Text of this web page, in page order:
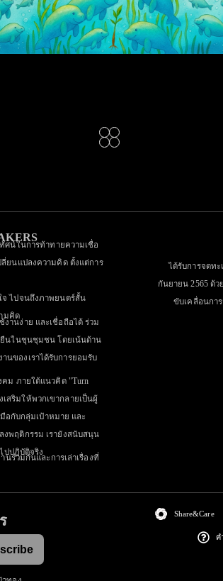
น้อย
ศน์ในการท้าทายความเชื่อ
ลี่ยนแปลงความคิด ตั้งแต่การ
จ ไปจนถึงภาพยนตร์สั้น
มคิด
านง่าย และเชื่อถือได้ ร่วม
ยืนในชุนชุมชน โดยเน้นด้าน
นของเราได้รับการยอมรับ
คม ภายใต้แนวคิด "Turn
เสริมให้พวกเขากลายเป็นผู้
อกับกลุ่มเป้าหมาย และ
งพฤติกรรม เรายังสนับสนุน
ปปฏิบัติจริง
ร่วมกันและการเล่าเรื่องที่
ได้รับการจดท
กันยายน 2565 ด้
ขับเคลื่อนกา
Share&Care
ค